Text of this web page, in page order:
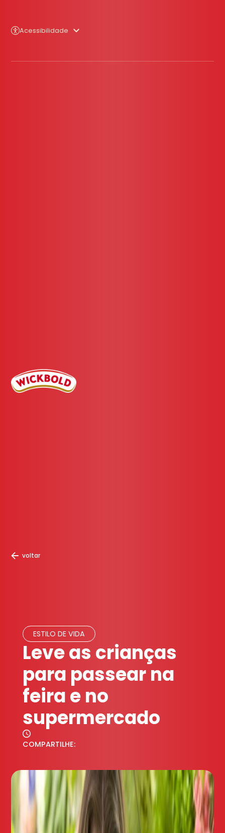
Acessibilidade
voltar
ESTILO DE VIDA
Leve as crianças
para passear na
feira e no
supermercado
COMPARTILHE: